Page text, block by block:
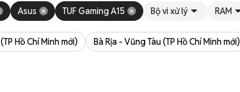
Asus TUF Gaming A15 Bộ vi xử lý RAM
Hồ Chí Minh mới) Bà Rịa - Vũng Tàu (TP Hồ Chí Minh mới)